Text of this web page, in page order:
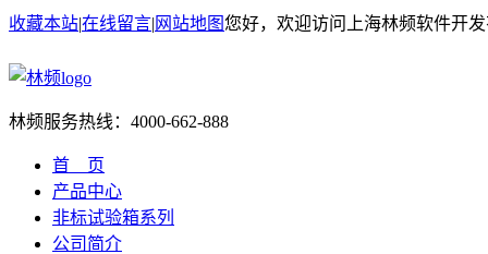
收藏本站|在线留言| 网站地图您好，欢迎访问上海林频软件开
林频服务热线： 4000-662-888
首 页
产品中心
非标试验箱系列
公司简介